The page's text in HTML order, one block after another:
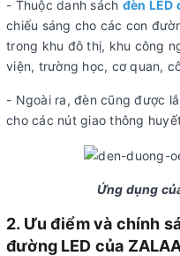
- Thuộc danh sách đèn LED
chiếu sáng cho các con
trong khu đô thị, khu công
viện, trường học, cơ quan,
- Ngoài ra, đèn cũng được
cho các nút giao thông
Ứng dụng
2. Ưu điểm và chính
đường LED của